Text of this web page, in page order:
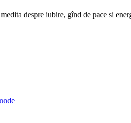
despre iubire, gînd de pace si